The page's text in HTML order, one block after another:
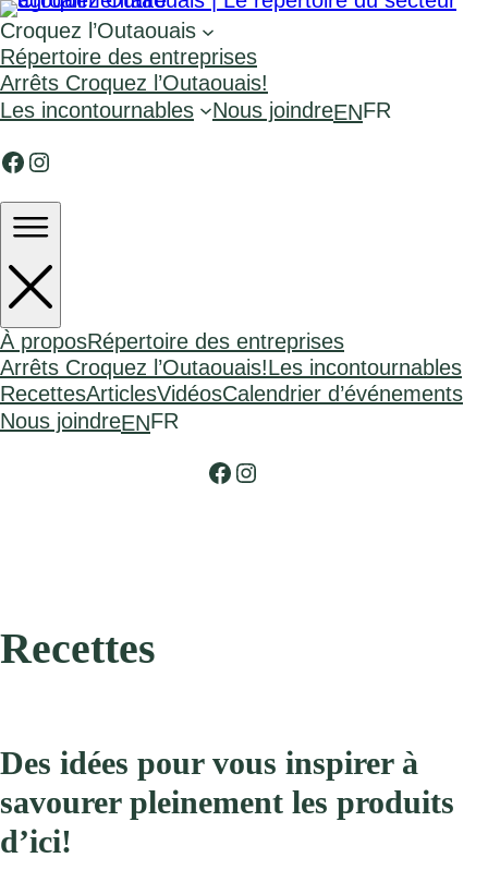
Croquez l’Outaouais
Répertoire des entreprises
Arrêts Croquez l’Outaouais!
Les incontournables
Nous joindreENFR
Facebook
Instagram
À proposRépertoire des entreprises
Arrêts Croquez l’Outaouais!Les incontournables
RecettesArticlesVidéosCalendrier d’événements
Nous joindreENFR
Facebook
Instagram
Recettes
Des idées pour vous inspirer à
savourer pleinement les produits
d’ici!